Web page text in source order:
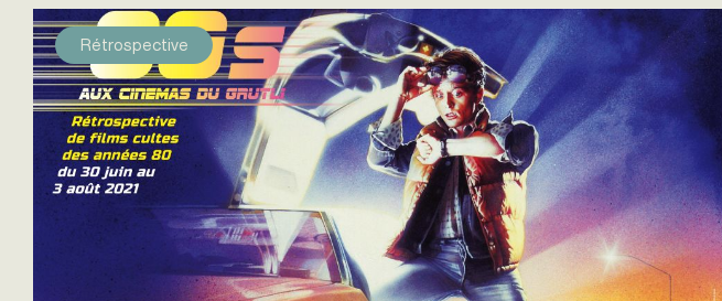
Rétrospective